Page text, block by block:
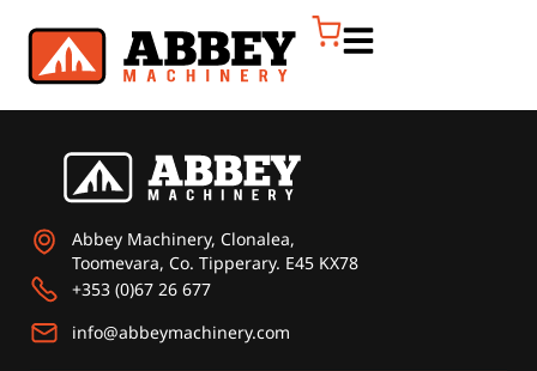
Abbey Machinery, Clonalea,
Toomevara, Co. Tipperary. E45 KX78
+353 (0)67 26 677
info@abbeymachinery.com